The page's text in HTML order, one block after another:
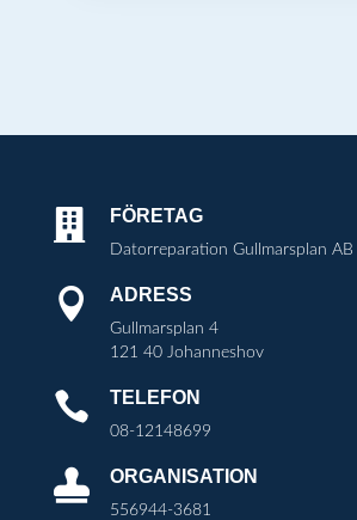
 FÖRETAG
Datorreparation Gullmarsplan AB
 ADRESS
Gullmarsplan 4
121 40 Johanneshov
 TELEFON
08-12148699
 ORGANISATION
556944-3681